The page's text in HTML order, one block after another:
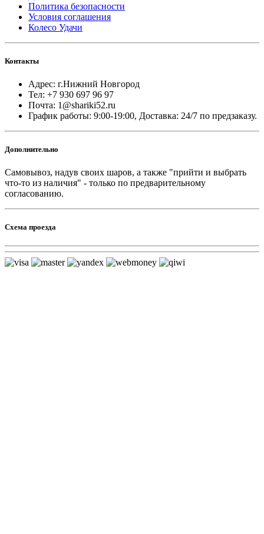
Политика безопасности
Условия соглашения
Колесо Удачи
Контакты
Адрес: г.Нижний Новгород
Тел: +7 930 697 96 97
Почта: 1@shariki52.ru
График работы: 9:00-19:00, Доставка: 24/7 по предзаказу.
Дополнительно
Самовывоз, надув своих шаров, а также "прийти и выбрать
что-то из наличия" - только по предварительному
согласованию.
Схема проезда